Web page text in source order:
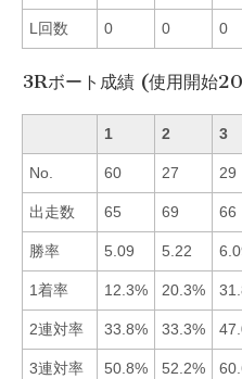
L回数 0 0 0
3Rボート成績 (使用開始
1 2 3
No. 60 27 29
出走数 65 69 66
勝率 5.09 5.22
1着率 12.3% 20.3%
2連対率 33.8% 33.3%
3連対率 50.8% 52.2%